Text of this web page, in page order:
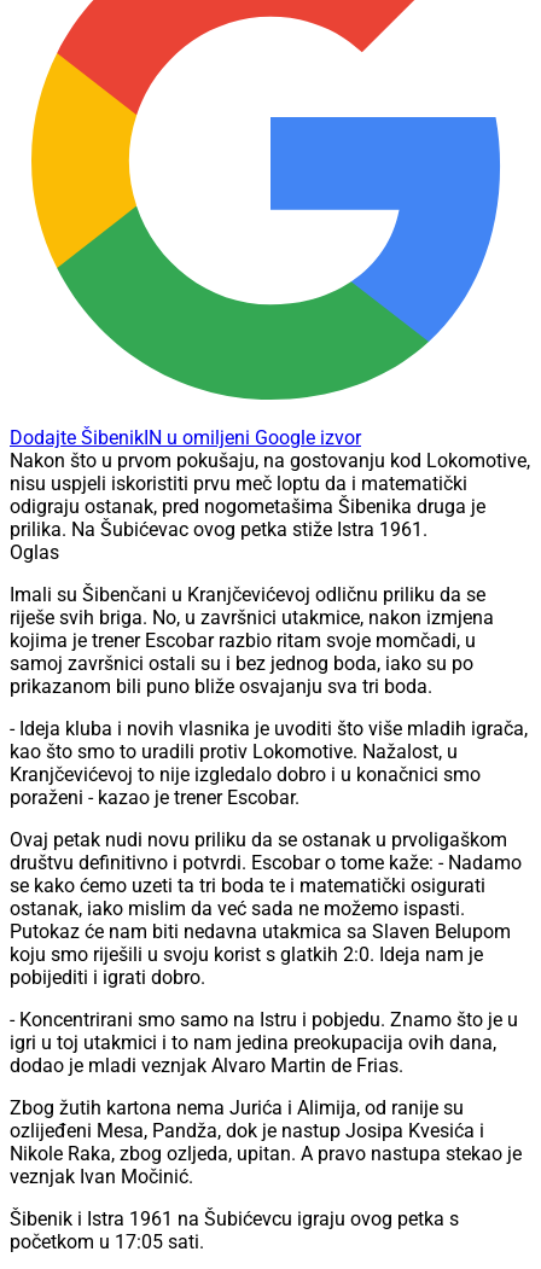
Dodajte ŠibenikIN u omiljeni Google izvor
Nakon što u prvom pokušaju, na gostovanju kod Lokomotive,
nisu uspjeli iskoristiti prvu meč loptu da i matematički
odigraju ostanak, pred nogometašima Šibenika druga je
prilika. Na Šubićevac ovog petka stiže Istra 1961.
Oglas
Imali su Šibenčani u Kranjčevićevoj odličnu priliku da se
riješe svih briga. No, u završnici utakmice, nakon izmjena
kojima je trener Escobar razbio ritam svoje momčadi, u
samoj završnici ostali su i bez jednog boda, iako su po
prikazanom bili puno bliže osvajanju sva tri boda.
- Ideja kluba i novih vlasnika je uvoditi što više mladih igrača,
kao što smo to uradili protiv Lokomotive. Nažalost, u
Kranjčevićevoj to nije izgledalo dobro i u konačnici smo
poraženi - kazao je trener Escobar.
Ovaj petak nudi novu priliku da se ostanak u prvoligaškom
društvu definitivno i potvrdi. Escobar o tome kaže: - Nadamo
se kako ćemo uzeti ta tri boda te i matematički osigurati
ostanak, iako mislim da već sada ne možemo ispasti.
Putokaz će nam biti nedavna utakmica sa Slaven Belupom
koju smo riješili u svoju korist s glatkih 2:0. Ideja nam je
pobijediti i igrati dobro.
- Koncentrirani smo samo na Istru i pobjedu. Znamo što je u
igri u toj utakmici i to nam jedina preokupacija ovih dana,
dodao je mladi veznjak Alvaro Martin de Frias.
Zbog žutih kartona nema Jurića i Alimija, od ranije su
ozlijeđeni Mesa, Pandža, dok je nastup Josipa Kvesića i
Nikole Raka, zbog ozljeda, upitan. A pravo nastupa stekao je
veznjak Ivan Močinić.
Šibenik i Istra 1961 na Šubićevcu igraju ovog petka s
početkom u 17:05 sati.